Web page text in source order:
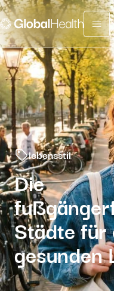
lebensstil
Die
Städte für